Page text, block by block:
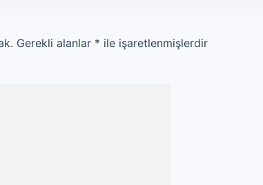
Gerekli alanlar * ile işaretlenmişlerdir